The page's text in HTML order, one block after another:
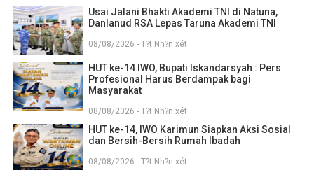
Usai Jalani Bhakti Akademi TNI di Natuna,
Danlanud RSA Lepas Taruna Akademi TNI
08/08/2026 - T?t Nh?n xét
HUT ke-14 IWO, Bupati Iskandarsyah : Pers
Profesional Harus Berdampak bagi
Masyarakat
08/08/2026 - T?t Nh?n xét
HUT ke-14, IWO Karimun Siapkan Aksi Sosial
dan Bersih-Bersih Rumah Ibadah
08/08/2026 - T?t Nh?n xét